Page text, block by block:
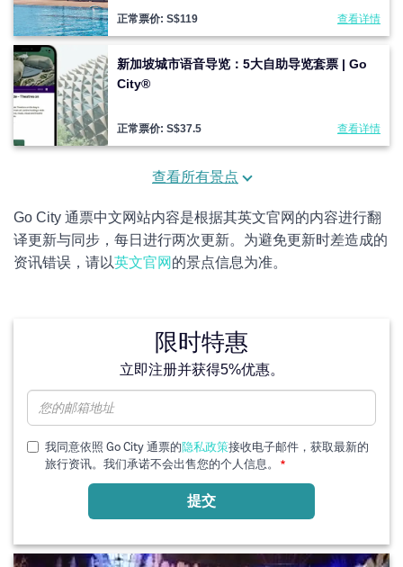
正常票价: S$119 查看详情
新加坡城市语音导览：5大自助导览套票 | Go
City®
正常票价: S$37.5 查看详情
查看所有景点
Go City 通票中文网站内容是根据其英文官网的内容进行翻
译更新与同步，每日进行两次更新。为避免更新时差造成的
资讯错误，请以英文官网 的景点信息为准。
限时特惠
立即注册并获得5%优惠。
电
邮
我同意依照 Go City 通票的 隐私政策接收电子邮件，获取最新的
旅行资讯。我们承诺不会出售您的个人信息。
提交